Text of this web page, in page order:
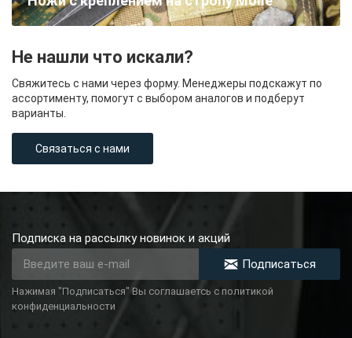
Не нашли что искали?
Свяжитесь с нами через форму. Менеджеры подскажут по
ассортименту, помогут с выбором аналогов и подберут
варианты.
Связаться с нами
Подписка на рассылку новинок и акций
Подписаться
Нажимая "Подписаться" Вы соглашаетсь с политикой
конфиденциальности